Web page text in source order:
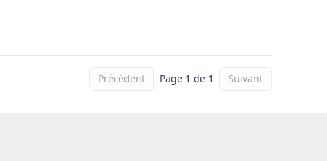
Précédent Page 1 de 1 Suivant